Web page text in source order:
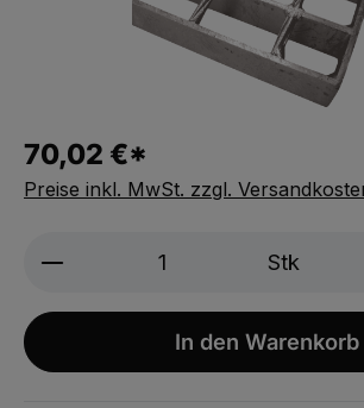
70,02 €*
Preise inkl. MwSt. zzgl.
Produkt Anzahl: Gib den
Stk
In den Warenkorb